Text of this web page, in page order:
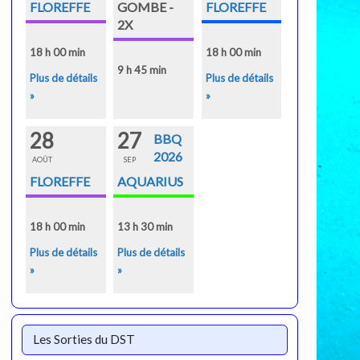
FLOREFFE
18 h 00 min
Plus de détails
»
GOMBE -
2X
9 h 45 min
FLOREFFE
18 h 00 min
Plus de détails
»
28
AOÛT
FLOREFFE
18 h 00 min
Plus de détails
»
27
SEP
BBQ
2026
AQUARIUS
13 h 30 min
Plus de détails
»
Les Sorties du DST